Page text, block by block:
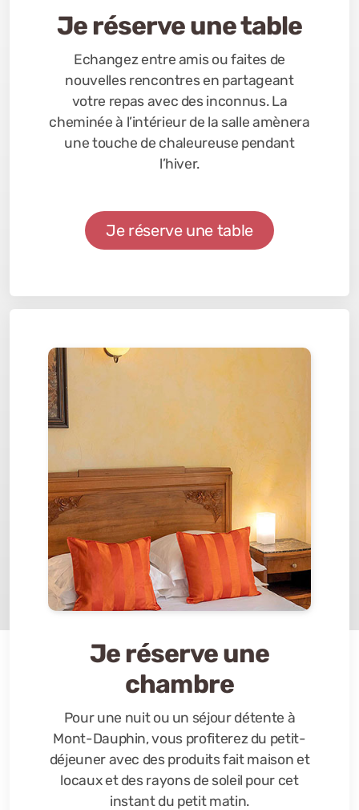
Je réserve une table
Echangez entre amis ou faites de
nouvelles rencontres en partageant
votre repas avec des inconnus. La
cheminée à l’intérieur de la salle amènera
une touche de chaleureuse pendant
l’hiver.
Je réserve une table
Je réserve une
chambre
Pour une nuit ou un séjour détente à
Mont-Dauphin, vous profiterez du petit-
déjeuner avec des produits fait maison et
locaux et des rayons de soleil pour cet
instant du petit matin.